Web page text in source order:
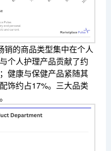
销的商品类型集中在个人
个人护理产品贡献了约
健康与保健产品紧随其
饰约占17%。三大品类